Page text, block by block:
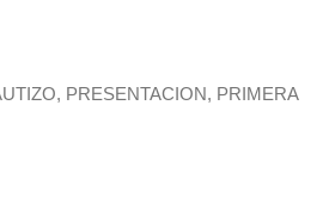
PRESENTACION, PRIMERA